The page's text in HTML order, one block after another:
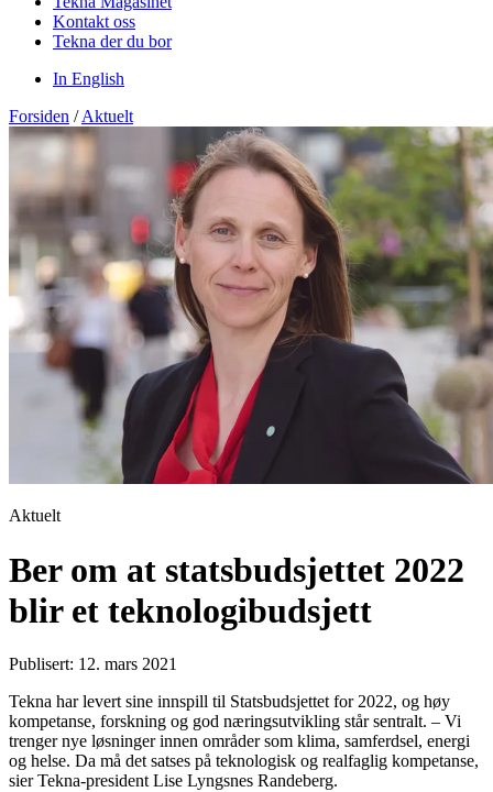
Kontakt oss
Tekna der du bor
In English
Forsiden / Aktuelt
Aktuelt
Ber om at statsbudsjettet 2022
blir et teknologibudsjett
Publisert: 12. mars 2021
Tekna har levert sine innspill til Statsbudsjettet for 2022, og høy
kompetanse, forskning og god næringsutvikling står sentralt. – Vi
trenger nye løsninger innen områder som klima, samferdsel, energi
og helse. Da må det satses på teknologisk og realfaglig kompetanse,
sier Tekna-president Lise Lyngsnes Randeberg.